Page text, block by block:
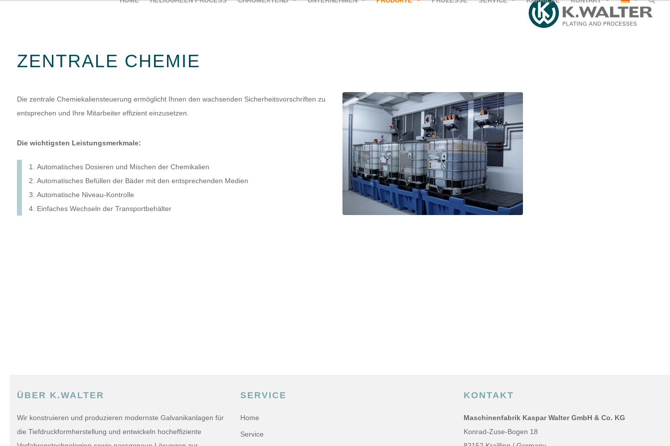
ZENTRALE CHEMIE
Die zentrale Chemiekaliensteuerung ermöglicht Ihnen den wachsenden Sicherheitsvorschriften zu
entsprechen und Ihre Mitarbeiter effizient einzusetzen.
Die wichtigsten Leistungsmerkmale:
Automatisches Dosieren und Mischen der Chemikalien
Automatisches Befüllen der Bäder mit den entsprechenden Medien
Automatische Niveau-Kontrolle
Einfaches Wechseln der Transportbehälter
ÜBER K.WALTER
Wir konstruieren und produzieren modernste Galvanikanlagen für
die Tiefdruckformherstellung und entwickeln hocheffiziente
SERVICE
Home
Service
KONTAKT
Maschinenfabrik Kaspar Walter GmbH & Co. KG
Konrad-Zuse-Bogen 18